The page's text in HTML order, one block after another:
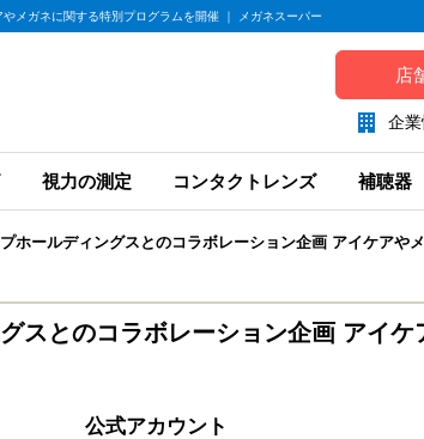
メガネに関する特別プログラムを開催 ｜ メガネスーパー
店
企
視力の測定 コンタクトレンズ 補聴器
ホールディングスとのコラボレーション企画 アイケアや
スとのコラボレーション企画 アイ
公式アカウント